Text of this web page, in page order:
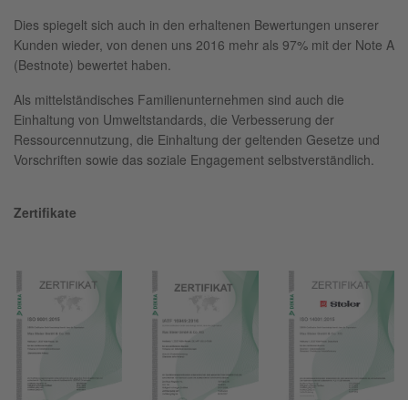
Dies spiegelt sich auch in den erhaltenen Bewertungen unserer
Kunden wieder, von denen uns 2016 mehr als 97% mit der Note A
(Bestnote) bewertet haben.
Als mittelständisches Familienunternehmen sind auch die
Einhaltung von Umweltstandards, die Verbesserung der
Ressourcennutzung, die Einhaltung der geltenden Gesetze und
Vorschriften sowie das soziale Engagement selbstverständlich.
Zertifikate